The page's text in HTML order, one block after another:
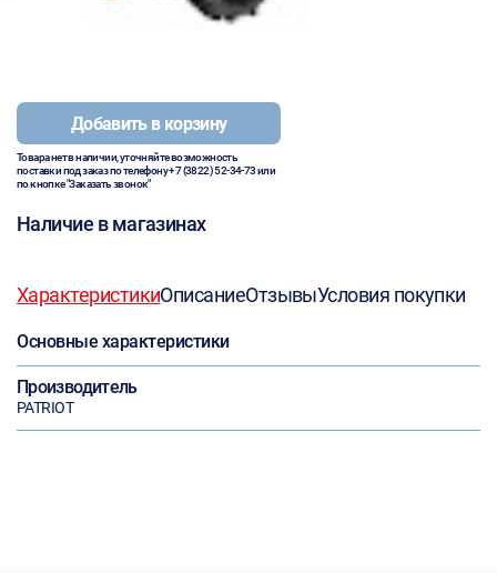
Добавить в корзину
Товара нет в наличии, уточняйте возможность
поставки под заказ по телефону+7 (3822) 52-34-73или
по кнопке "Заказать звонок"
Наличие в магазинах
ХарактеристикиОписаниеОтзывыУсловия покупки
Основные характеристики
Производитель
PATRIOT